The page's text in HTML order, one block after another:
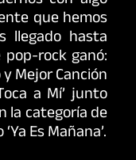
que hemos
llegado hasta
rock ganó:
Mejor Canción
a Mí’ junto
la categoría de
Es Mañana’.